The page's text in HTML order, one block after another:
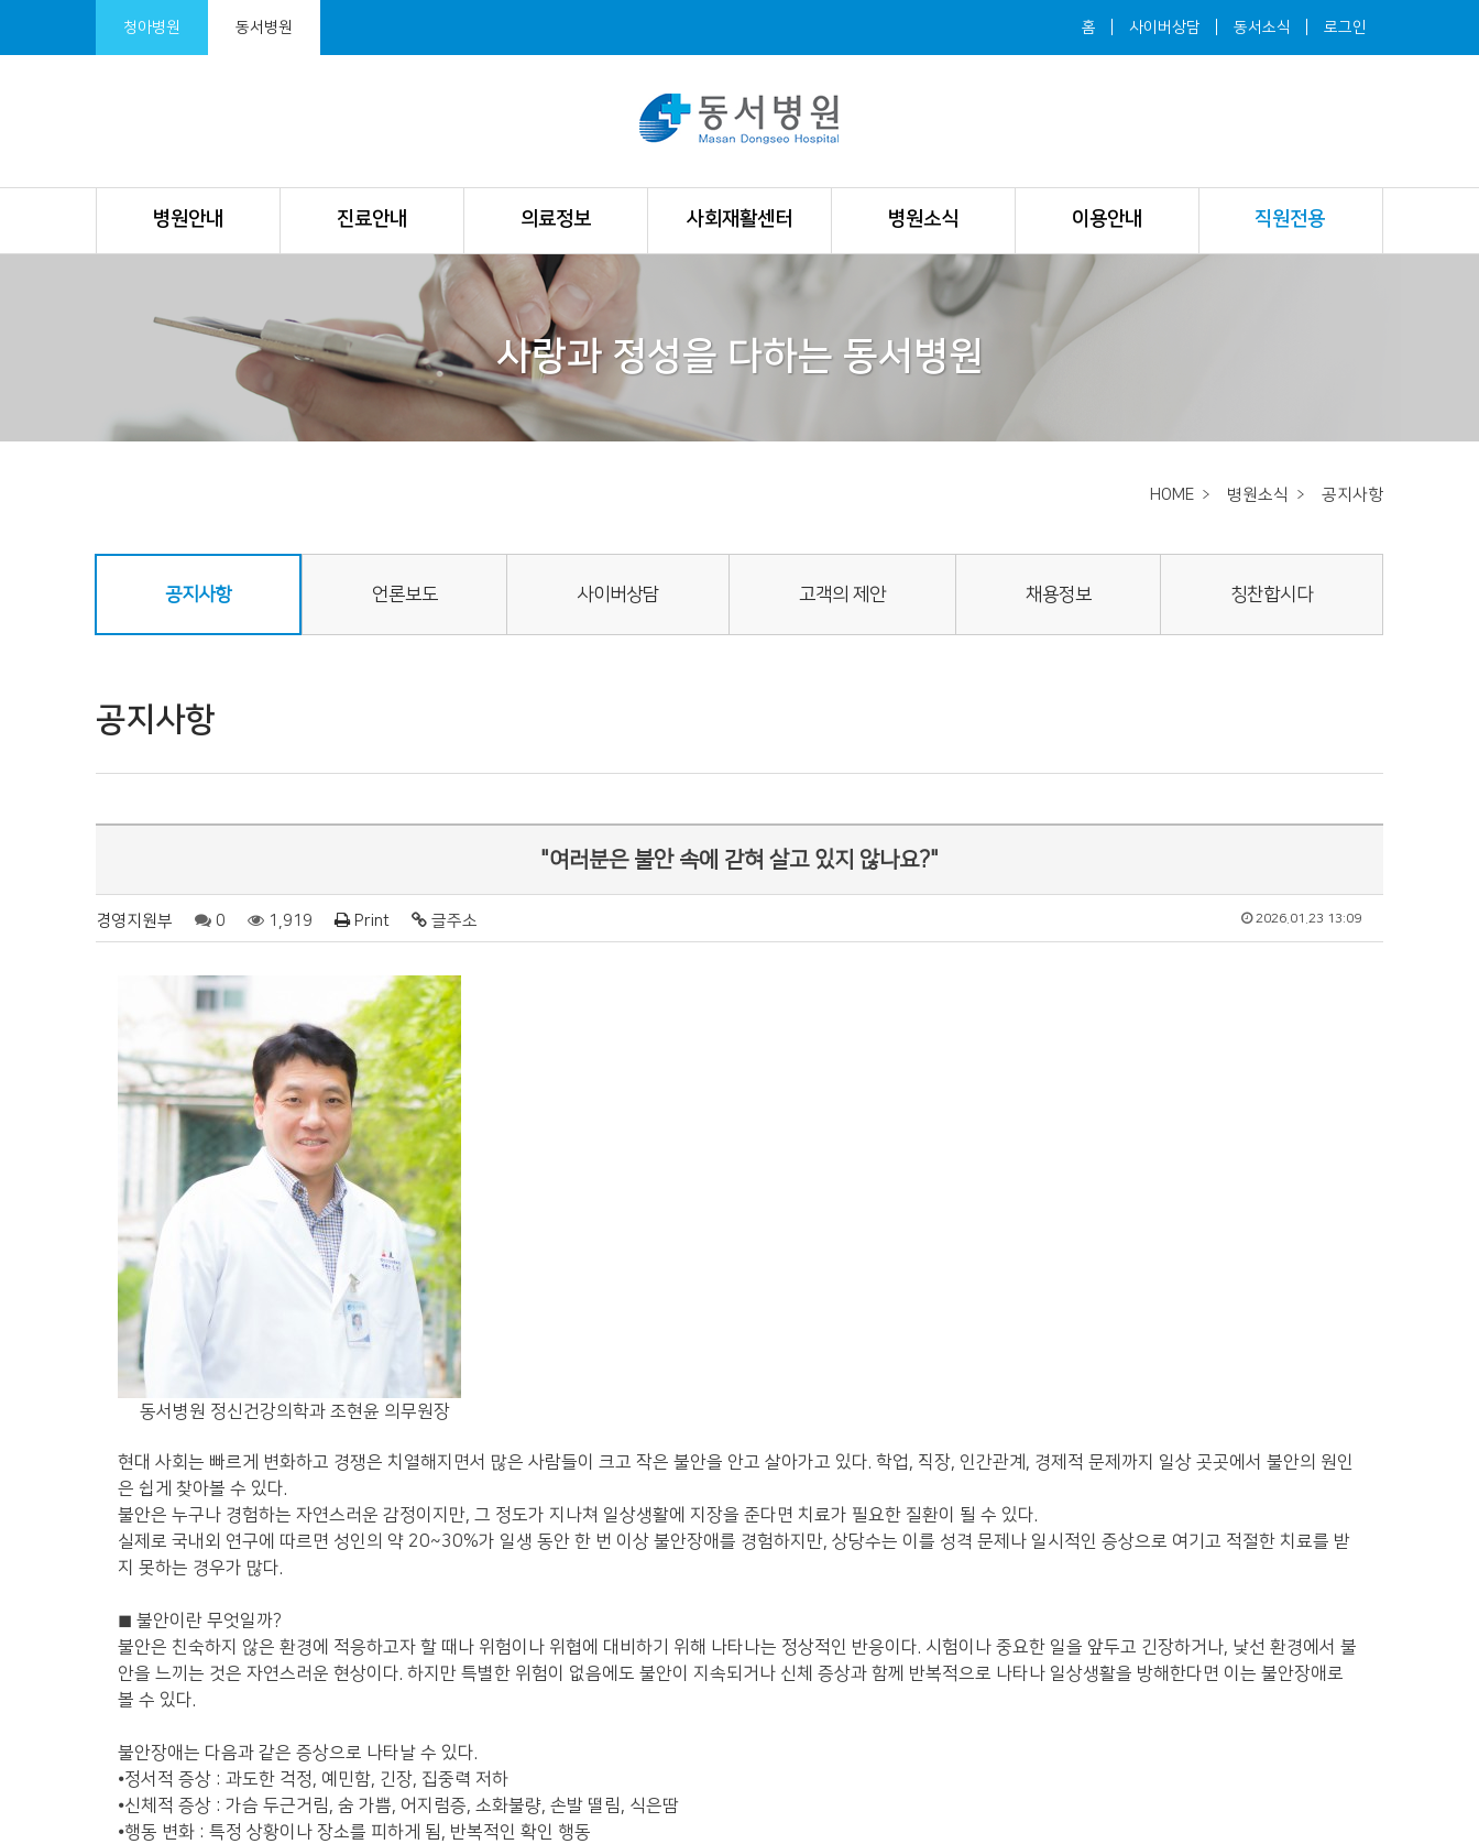
청아병원 동서병원 홈 사이버상담 동서소식 로그인
병원안내 진료안내 의료정보 사회재활센터 병원소식 이용안내 직원전용
HOME 병원소식 공지사항
공지사항 언론보도 사이버상담 고객의 제안 채용정보 칭찬합시다
공지사항
"여러분은 불안 속에 갇혀 살고 있지 않나요?"
경영지원부 0 1,919 Print 글주소 2026.01.23 13:09
동서병원 정신건강의학과 조현윤 의무원장
현대 사회는 빠르게 변화하고 경쟁은 치열해지면서 많은 사람들이 크고 작은 불안을 안고 살아가고 있다. 학업, 직장, 인간관계, 경제적 문제까지 일상 곳곳에서 불안의 원인
은 쉽게 찾아볼 수 있다.
불안은 누구나 경험하는 자연스러운 감정이지만, 그 정도가 지나쳐 일상생활에 지장을 준다면 치료가 필요한 질환이 될 수 있다.
실제로 국내외 연구에 따르면 성인의 약 20~30%가 일생 동안 한 번 이상 불안장애를 경험하지만, 상당수는 이를 성격 문제나 일시적인 증상으로 여기고 적절한 치료를 받
지 못하는 경우가 많다.
◼ 불안이란 무엇일까?
불안은 친숙하지 않은 환경에 적응하고자 할 때나 위험이나 위협에 대비하기 위해 나타나는 정상적인 반응이다. 시험이나 중요한 일을 앞두고 긴장하거나, 낯선 환경에서 불
안을 느끼는 것은 자연스러운 현상이다. 하지만 특별한 위험이 없음에도 불안이 지속되거나 신체 증상과 함께 반복적으로 나타나 일상생활을 방해한다면 이는 불안장애로
볼 수 있다.
불안장애는 다음과 같은 증상으로 나타날 수 있다.
⦁정서적 증상 : 과도한 걱정, 예민함, 긴장, 집중력 저하
⦁신체적 증상 : 가슴 두근거림, 숨 가쁨, 어지럼증, 소화불량, 손발 떨림, 식은땀
⦁행동 변화 : 특정 상황이나 장소를 피하게 됨, 반복적인 확인 행동